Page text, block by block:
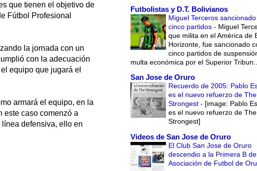
que tienen el objetivo de
Fútbol Profesional
la jornada con un
con la adecuación
equipo que jugará el
armará el equipo, en la
este caso comenzó a
defensiva, ello en
Futbolistas y D.T. Bolivianos
Miguel Terceros
cinco partidos - Miguel
que milita en el América de
Horizonte, fue sancionado
cinco partidos de
multa económica por el Superior
San Jose de Oruro
Recuerdo de 2005: Pablo
es el nuevo refuerzo de The
Strongest - [image: Pablo
es el nuevo refuerzo de The
Strongest]
Videos de San Jose de Oruro
El Club San Jose de Oruro
descendio a la Primera B
Asociación de Futbol de